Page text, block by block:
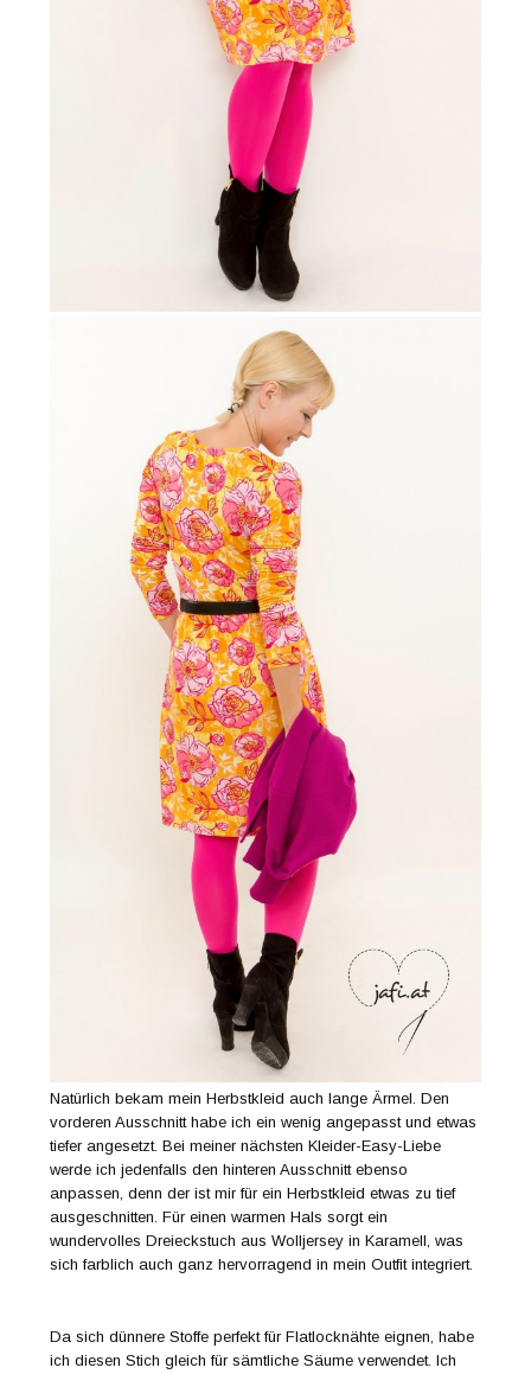
Natürlich bekam mein Herbstkleid auch lange Ärmel. Den
vorderen Ausschnitt habe ich ein wenig angepasst und etwas
tiefer angesetzt. Bei meiner nächsten Kleider-Easy-Liebe
werde ich jedenfalls den hinteren Ausschnitt ebenso
anpassen, denn der ist mir für ein Herbstkleid etwas zu tief
ausgeschnitten. Für einen warmen Hals sorgt ein
wundervolles Dreieckstuch aus Wolljersey in Karamell, was
sich farblich auch ganz hervorragend in mein Outfit integriert.
Da sich dünnere Stoffe perfekt für Flatlocknähte eignen, habe
ich diesen Stich gleich für sämtliche Säume verwendet. Ich